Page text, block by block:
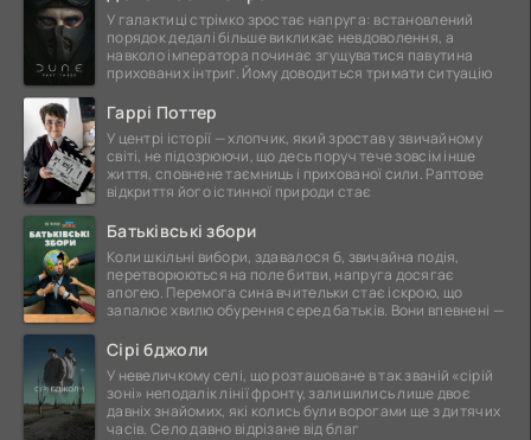
У галактиці стрімко зростає напруга: встановлений
порядок дедалі більше викликає невдоволення, а
навколо імператора починає згущуватися павутина
прихованих інтриг. Йому доводиться тримати ситуацію
Гаррі Поттер
У центрі історії — хлопчик, який зростав у звичайному
світі, не підозрюючи, що десь поруч тече зовсім інше
життя, сповнене таємниць і прихованої сили. Раптове
відкриття його істинної природи стає
Батьківські збори
Коли шкільні вибори, здавалося б, звичайна подія,
перетворюються на поле битви, напруга досягає
апогею. Перемога сина вчительки стає іскрою, що
запалює хвилю обурення серед батьків. Вони впевнені —
Сірі бджоли
У невеличкому селі, що розташоване в так званій «сірій
зоні» неподалік лінії фронту, залишились лише двоє
давніх знайомих, які колись були ворогами ще з дитячих
часів. Село давно відрізане від благ